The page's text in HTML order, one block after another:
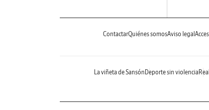
ContactarQuiénes somosAviso legal
La viñeta de Sansón Deporte sin violencia